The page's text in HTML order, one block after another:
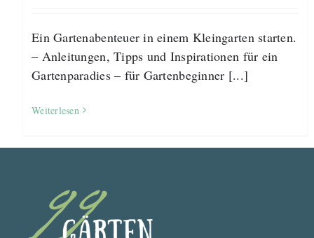
Ein Gartenabenteuer in einem Kleingarten starten.
– Anleitungen, Tipps und Inspirationen für ein
Gartenparadies – für Gartenbeginner [...]
Weiterlesen